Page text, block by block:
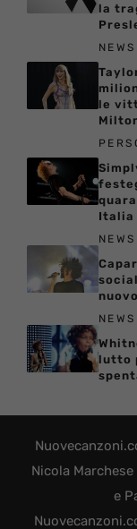
la
NEWS
le
Italia
NEWS
NEWS
lutto
Nicola
e